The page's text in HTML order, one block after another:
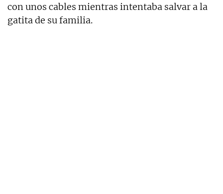
con unos cables mientras intentaba salvar a la
gatita de su familia.